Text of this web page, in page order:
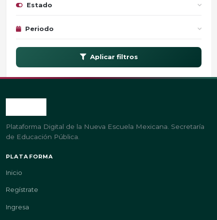
Estado
Periodo
Aplicar filtros
Plataforma Digital de la Nueva Escuela Mexicana. Secretaría
de Educación Pública.
PLATAFORMA
Inicio
Regístrate
Ingresa